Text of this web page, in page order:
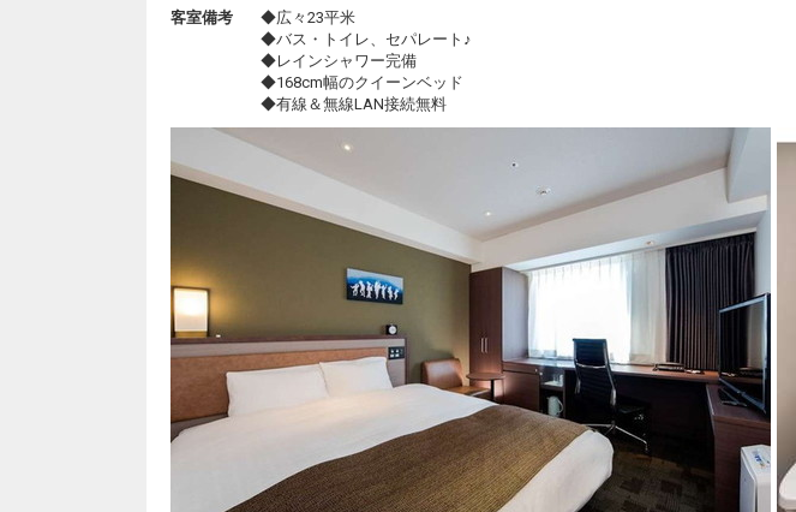
客室備考
◆広々23平米
◆バス・トイレ、セパレート♪
◆レインシャワー完備
◆168cm幅のクイーンベッド
◆有線＆無線LAN接続無料